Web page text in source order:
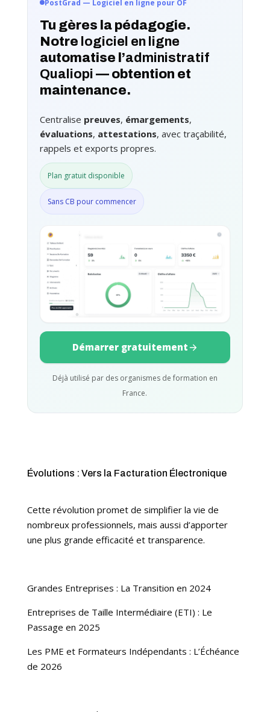
PostGrad — Logiciel en ligne pour OF
Tu gères la pédagogie.
Notre logiciel en ligne
automatise l’administratif
Qualiopi — obtention et
maintenance.
Centralise preuves, émargements,
évaluations, attestations, avec traçabilité,
rappels et exports propres.
Plan gratuit disponible
Sans CB pour commencer
Démarrer gratuitement
Déjà utilisé par des organismes de formation en
France.
Évolutions : Vers la Facturation Électronique
Cette révolution promet de simplifier la vie de
nombreux professionnels, mais aussi d’apporter
une plus grande efficacité et transparence.
Grandes Entreprises : La Transition en 2024
Entreprises de Taille Intermédiaire (ETI) : Le
Passage en 2025
Les PME et Formateurs Indépendants : L’Échéance
de 2026